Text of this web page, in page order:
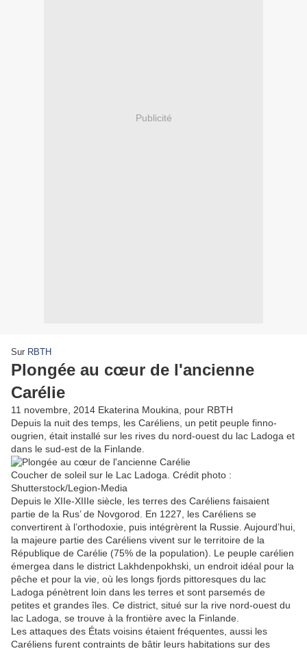
Publicité
Sur RBTH
Plongée au cœur de l'ancienne
Carélie
11 novembre, 2014 Ekaterina Moukina, pour RBTH
Depuis la nuit des temps, les Caréliens, un petit peuple finno-
ougrien, était installé sur les rives du nord-ouest du lac Ladoga et
dans le sud-est de la Finlande.
Coucher de soleil sur le Lac Ladoga. Crédit photo :
Shutterstock/Legion-Media
Depuis le XIIe-XIIIe siècle, les terres des Caréliens faisaient
partie de la Rus’ de Novgorod . En 1227,
les Caréliens se
convertirent à l’orthodoxie, puis intégrèrent la Russie. Aujourd’hui,
la majeure partie des Caréliens vivent sur le territoire de la
République de Carélie (75% de la population). Le peuple carélien
émergea dans le district Lakhdenpokhski, un endroit idéal pour la
pêche et pour la vie, où les longs fjords pittoresques du lac
Ladoga pénètrent loin dans les terres et sont parsemés de
petites et grandes îles. Ce district, situé sur la rive nord-ouest du
lac Ladoga, se trouve à la frontière avec la Finlande.
Les attaques des États voisins étaient fréquentes, aussi les
Caréliens furent contraints de bâtir leurs habitations sur des